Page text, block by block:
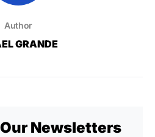
Author
GRANDE
Newsletters